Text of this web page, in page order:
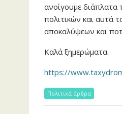
ανοίγουμε διάπλατα
πολιτικών και αυτά
αποκαλύψεων και
Καλά ξημερώματα.
https://
Πολιτικά άρθρα